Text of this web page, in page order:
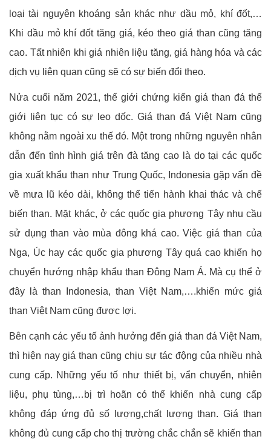
loại tài nguyên khoáng sản khác như dầu mỏ, khí đốt,…
Khi dầu mỏ khí đốt tăng giá, kéo theo giá than cũng tăng
cao. Tất nhiên khi giá nhiên liệu tăng, giá hàng hóa và các
dịch vụ liên quan cũng sẽ có sự biến đổi theo.
Nửa cuối năm 2021, thế giới chứng kiến giá than đá thế
giới liên tục có sự leo dốc. Giá than đá Việt Nam cũng
không nằm ngoài xu thế đó. Một trong những nguyên nhân
dẫn đến tình hình giá trên đà tăng cao là do tại các quốc
gia xuất khẩu than như Trung Quốc, Indonesia gặp vấn đề
về mưa lũ kéo dài, không thể tiến hành khai thác và chế
biến than. Mặt khác, ở các quốc gia phương Tây nhu cầu
sử dụng than vào mùa đông khá cao. Việc giá than của
Nga, Úc hay các quốc gia phương Tây quá cao khiến họ
chuyển hướng nhập khẩu than Đông Nam Á. Mà cụ thể ở
đây là than Indonesia, than Việt Nam,….khiến mức giá
than Việt Nam cũng được lợi.
Bên cạnh các yếu tố ảnh hưởng đến giá than đá Việt Nam,
thì hiện nay giá than cũng chịu sự tác động của nhiều nhà
cung cấp. Những yếu tố như thiết bị, vẩn chuyển, nhiên
liệu, phụ tùng,…bị trì hoãn có thể khiến nhà cung cấp
không đáp ứng đủ số lượng,chất lượng than. Giá than
không đủ cung cấp cho thị trường chắc chắn sẽ khiến than